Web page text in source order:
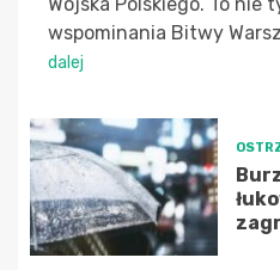
Wojska Polskiego. To nie
wspominania Bitwy
dalej